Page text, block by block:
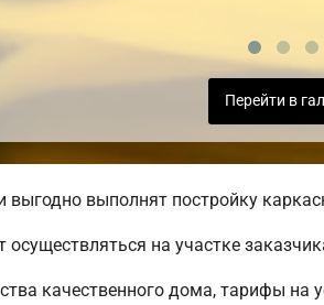
Перейти в
выполнят постройку
осуществляться на участке
качественного дома, тарифы на